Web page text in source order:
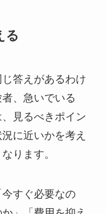
る
答えがあるわけ
、急いでいる
見るべきポイン
に近いかを考え
ります。
すぐ必要なの